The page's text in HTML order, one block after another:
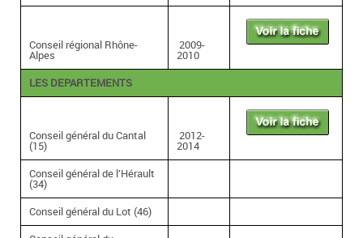
Conseil régional Rhône-
Alpes
2009-
2010
LES DEPARTEMENTS
Conseil général du Cantal
(15)
2012-
2014
Conseil général de l’Hérault
(34)
Conseil général du Lot (46)